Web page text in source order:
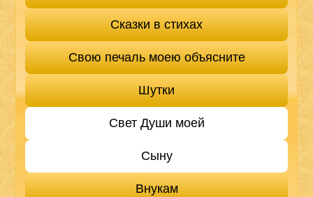
Сказки в стихах
Свою печаль моею объясните
Шутки
Свет Души моей
Сыну
Внукам